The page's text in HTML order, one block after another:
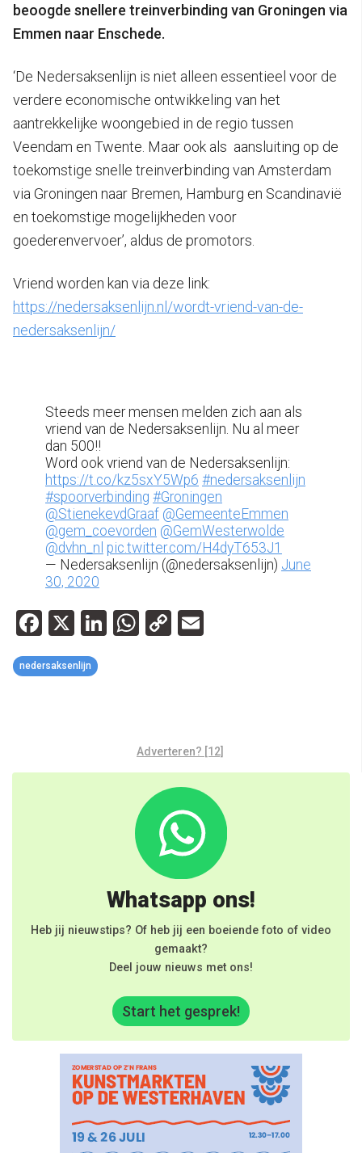
beoogde snellere treinverbinding van Groningen via
Emmen naar Enschede.
‘De Nedersaksenlijn is niet alleen essentieel voor de
verdere economische ontwikkeling van het
aantrekkelijke woongebied in de regio tussen
Veendam en Twente. Maar ook als aansluiting op de
toekomstige snelle treinverbinding van Amsterdam
via Groningen naar Bremen, Hamburg en Scandinavië
en toekomstige mogelijkheden voor
goederenvervoer’, aldus de promotors.
Vriend worden kan via deze link:
https://nedersaksenlijn.nl/wordt-vriend-van-de-
nedersaksenlijn/
Steeds meer mensen melden zich aan als
vriend van de Nedersaksenlijn. Nu al meer
dan 500!!
Word ook vriend van de Nedersaksenlijn:
https://t.co/kz5sxY5Wp6 #nedersaksenlijn
#spoorverbinding #Groningen
@StienekevdGraaf @GemeenteEmmen
@gem_coevorden @GemWesterwolde
@dvhn_nl pic.twitter.com/H4dyT653J1
— Nedersaksenlijn (@nedersaksenlijn) June
30, 2020
Facebook
X LinkedIn
WhatsApp
Copy
nedersaksenlijn
Adverteren? [12]
Whatsapp ons!
Heb jij nieuwstips? Of heb jij een boeiende foto of video
gemaakt?
Deel jouw nieuws met ons!
Start het gesprek!